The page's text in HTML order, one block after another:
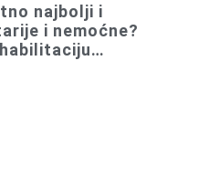
najbolji i
i nemoćne?